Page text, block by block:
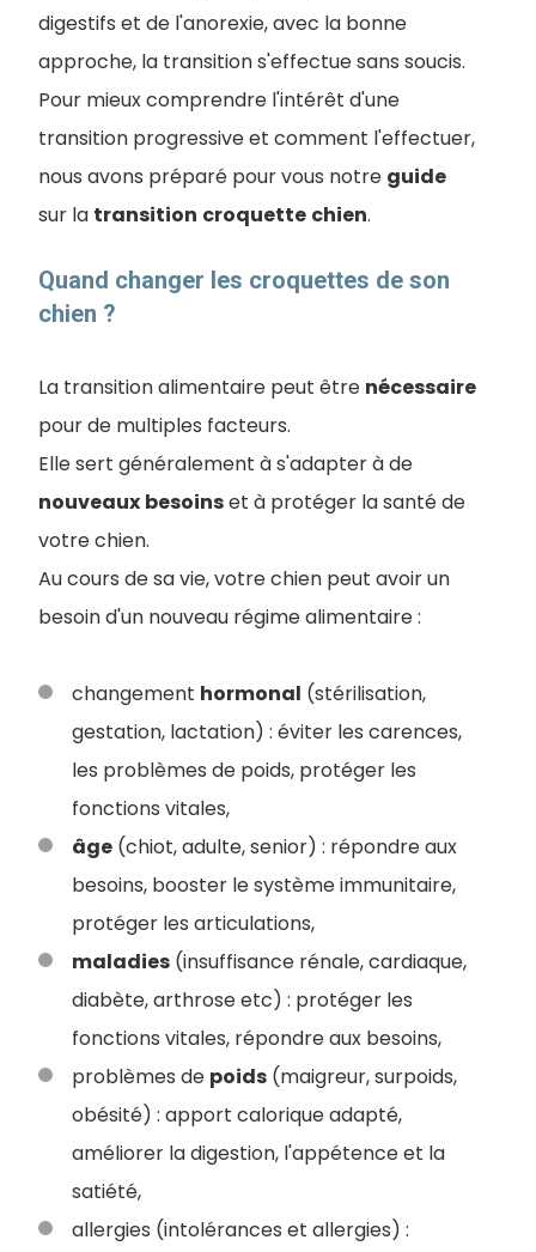
digestifs et de l'anorexie, avec la bonne
approche, la transition s'effectue sans soucis.
Pour mieux comprendre l'intérêt d'une
transition progressive et comment l'effectuer,
nous avons préparé pour vous notre guide
sur la transition croquette chien.
Quand changer les croquettes de son
chien ?
La transition alimentaire peut être nécessaire
pour de multiples facteurs.
Elle sert généralement à s'adapter à de
nouveaux besoinset à protéger la santé de
votre chien.
Au cours de sa vie, votre chien peut avoir un
besoin d'un nouveau régime alimentaire :
changement hormonal (stérilisation,
gestation, lactation) : éviter les carences,
les problèmes de poids, protéger les
fonctions vitales,
âge (chiot, adulte, senior) : répondre aux
besoins, booster le système immunitaire,
protéger les articulations,
maladies (insuffisance rénale, cardiaque,
diabète, arthrose etc) : protéger les
fonctions vitales, répondre aux besoins,
problèmes de poids (maigreur, surpoids,
obésité) : apport calorique adapté,
améliorer la digestion, l'appétence et la
satiété,
allergies (intolérances et allergies) :